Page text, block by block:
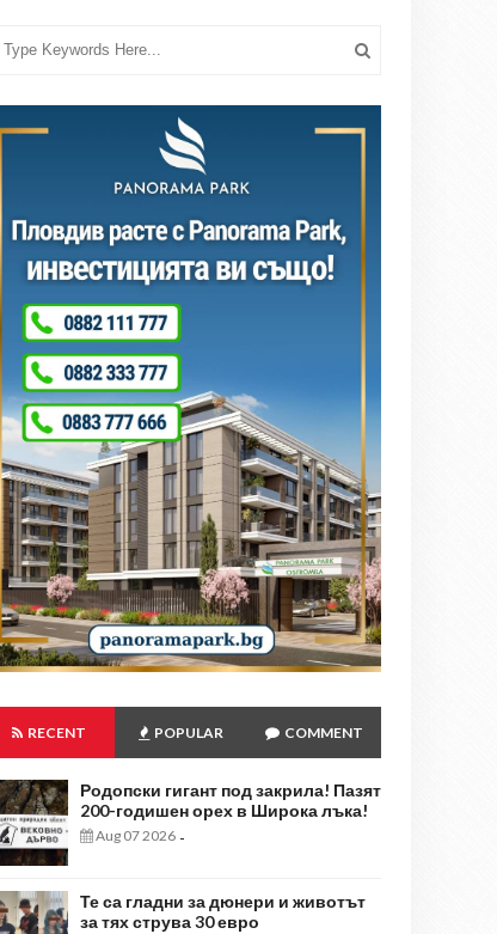
RECENT POPULAR COMMENT
Родопски гигант под закрила! Пазят
200-годишен орех в Широка лъка!
Aug 07 2026 -
Те са гладни за дюнери и животът
за тях струва 30 евро